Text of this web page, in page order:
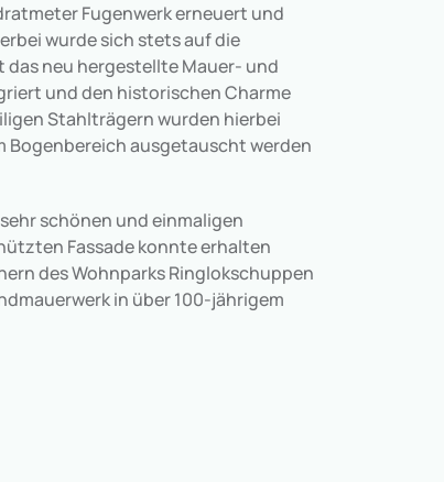
Fugenwerk erneuert und
wurde sich stets auf die
neu hergestellte Mauer- und
und den historischen Charme
Stahlträgern wurden hierbei
Bogenbereich ausgetauscht werden
schönen und einmaligen
Fassade konnte erhalten
des Wohnparks Ringlokschuppen
in über 100-jährigem